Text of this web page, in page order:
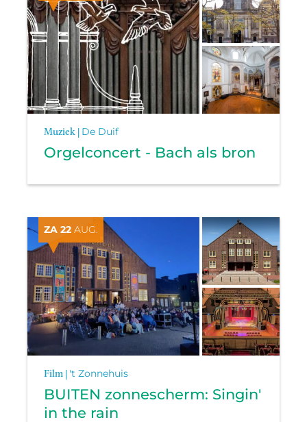
Muziek | De Duif
Orgelconcert - Bach als bron
ZA 22 AUG.
Film | 't Zonnehuis
BUITEN zonnescherm: Singin'
in the rain